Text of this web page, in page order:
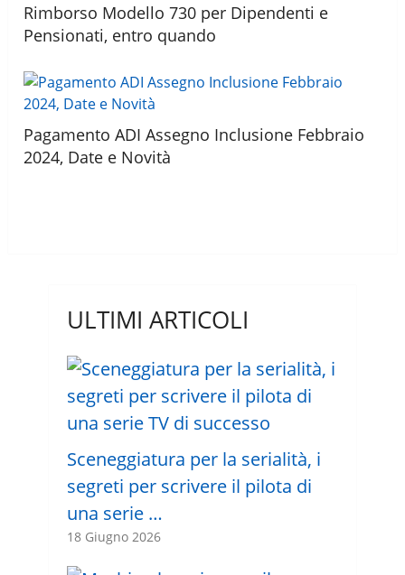
Rimborso Modello 730 per Dipendenti e
Pensionati, entro quando
Pagamento ADI Assegno Inclusione Febbraio
2024, Date e Novità
ULTIMI ARTICOLI
Sceneggiatura per la serialità, i
segreti per scrivere il pilota di
una serie …
18 Giugno 2026